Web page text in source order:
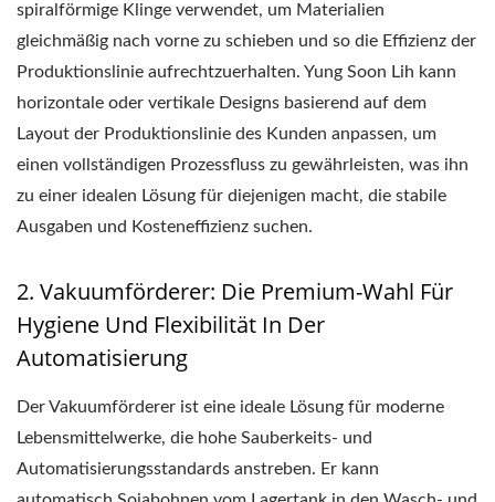
spiralförmige Klinge verwendet, um Materialien
gleichmäßig nach vorne zu schieben und so die Effizienz der
Produktionslinie aufrechtzuerhalten. Yung Soon Lih kann
horizontale oder vertikale Designs basierend auf dem
Layout der Produktionslinie des Kunden anpassen, um
einen vollständigen Prozessfluss zu gewährleisten, was ihn
zu einer idealen Lösung für diejenigen macht, die stabile
Ausgaben und Kosteneffizienz suchen.
2. Vakuumförderer: Die Premium-Wahl Für
Hygiene Und Flexibilität In Der
Automatisierung
Der Vakuumförderer ist eine ideale Lösung für moderne
Lebensmittelwerke, die hohe Sauberkeits- und
Automatisierungsstandards anstreben. Er kann